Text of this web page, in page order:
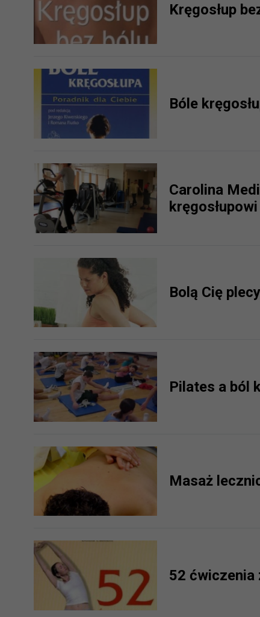
Kręgosłup
Bóle
Carolina
kręgosłupowi
Bolą Cię
Pilates a ból
Masaż
52 ćwiczenia
dopasować treści stron i ich
przeprowadzania konkursów z
zapewnić Ci większe
dokonywać pomiarów, które
potrzebom
Komu możemy przekazać
np. agencjom marketingowym,
prawną. Pragniemy też
Zaufanych parterów.
Jakie masz prawa w
Masz między innymi prawo do
Jakie są podstawy prawne
Każde przetwarzanie Twoich
Podstawą prawną
analizowania ich i
prawną dla pomiarów
Przetwarzanie Twoich danych
zgody.